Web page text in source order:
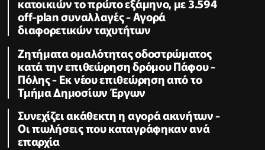
κατοικιών το πρώτο εξάμηνο, με 3.594
off-plan συναλλαγές - Αγορά
διαφορετικών ταχυτήτων
Zητήματα ομαλότητας οδοστρώματος
κατά την επιθεώρηση δρόμου Πάφου -
Πόλης - Εκ νέου επιθεώρηση από το
Τμήμα Δημοσίων Έργων
Συνεχίζει ακάθεκτη η αγορά ακινήτων -
Οι πωλήσεις που καταγράφηκαν ανά
επαρχία